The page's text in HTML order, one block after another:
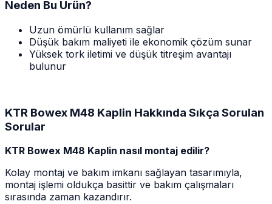
Neden Bu Ürün?
Uzun ömürlü kullanım sağlar
Düşük bakım maliyeti ile ekonomik çözüm sunar
Yüksek tork iletimi ve düşük titreşim avantajı
bulunur
KTR Bowex M48 Kaplin Hakkında Sıkça Sorulan
Sorular
KTR Bowex M48 Kaplin nasıl montaj edilir?
Kolay montaj ve bakım imkanı sağlayan tasarımıyla,
montaj işlemi oldukça basittir ve bakım çalışmaları
sırasında zaman kazandırır.